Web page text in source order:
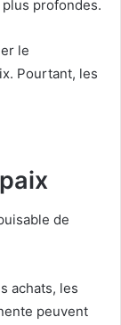
profondes.
le
Pourtant, les
de
achats, les
peuvent